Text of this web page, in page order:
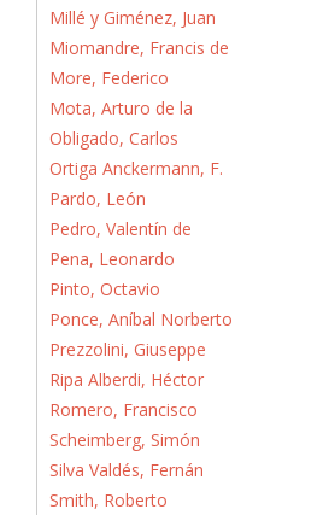
Millé y Giménez, Juan
Miomandre, Francis de
More, Federico
Mota, Arturo de la
Obligado, Carlos
Ortiga Anckermann, F.
Pardo, León
Pedro, Valentín de
Pena, Leonardo
Pinto, Octavio
Ponce, Aníbal Norberto
Prezzolini, Giuseppe
Ripa Alberdi, Héctor
Romero, Francisco
Scheimberg, Simón
Silva Valdés, Fernán
Smith, Roberto